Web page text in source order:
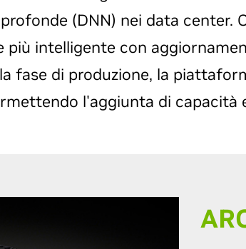
(DNN) nei data center.
più intelligente con
fase di produzione, la
l'aggiunta di capacità